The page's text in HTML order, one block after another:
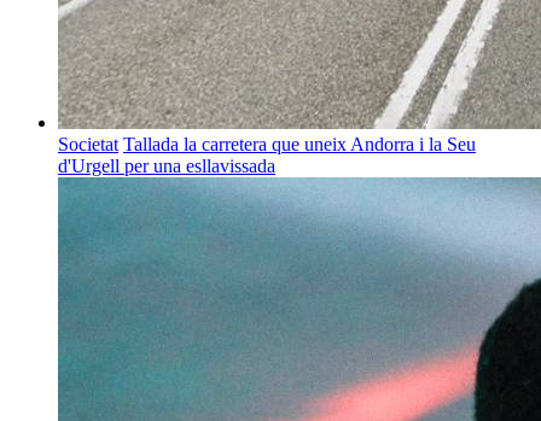
Societat Tallada la carretera que uneix Andorra i la Seu
d'Urgell per una esllavissada